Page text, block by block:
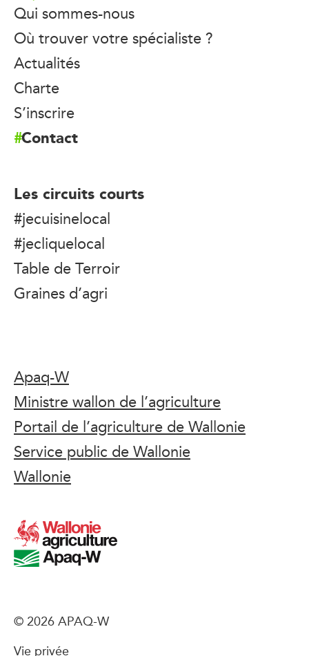
Qui sommes-nous
Où trouver votre spécialiste ?
Actualités
Charte
S’inscrire
Contact
Les circuits courts
#jecuisinelocal
#jecliquelocal
Table de Terroir
Graines d’agri
Apaq-W
Ministre wallon de l’agriculture
Portail de l’agriculture de Wallonie
Service public de Wallonie
Wallonie
© 2026 APAQ-W
Vie privée